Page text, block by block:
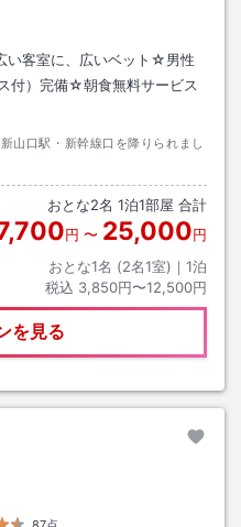
客室に、広いベット☆男性
付）完備☆朝食無料サービス
山口駅・新幹線口を降りられまし
おとな2名 1泊1部屋 合計
円 〜 25,000円
おとな1名 (2名1室)｜ 1泊
税込 3,850円〜12,500円
を見る